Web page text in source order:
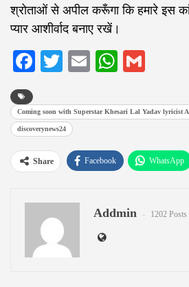
श्रोताओं से अपील करूँगा कि हमारे इस
प्यार आशीर्वाद बनाए रखें।
Facebook
TwitterEmail
Coming soon with Superstar Khesari Lal Yadav lyricist
discoverynews24
Share Facebook WhatsApp
Addmin 1202 Posts